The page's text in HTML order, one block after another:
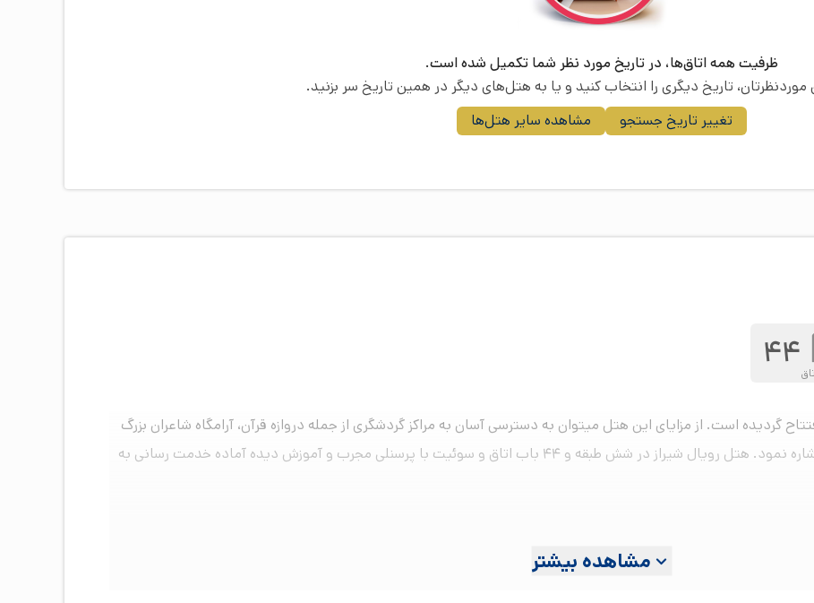
ظرفیت همه اتاق‌ها، در تاریخ مورد نظر شما تکمیل شده است.
موردنظرتان، تاریخ دیگری را انتخاب کنید و یا به هتل‌های دیگر در همین تاریخ سر بزنید.
تغییر تاریخ جستجو
مشاهده سایر هتل‌ها
44
۴ ستاره رویال شیراز در آذر ماه سال ۱۳۹۳ افتتاح گردیده است. از مزایای این هتل میتوان به دسترسی آسان به مراکز گردشگری از جمله دروازه قرآن، آرامگاه شاعران بزرگ
حافظیه و سعدی، موزه هفت تنان، ارگ کریم خان اشاره نمود. هتل رویال شیراز در شش طبقه و ۴۴ باب اتاق و سوئیت با پرسنلی مجرب و آموزش دیده آماده خدمت رسانی به
مشاهده بیشتر